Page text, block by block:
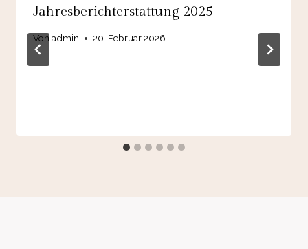
Jahresberichterstattung 2025
Vonadmin 20. Februar 2026